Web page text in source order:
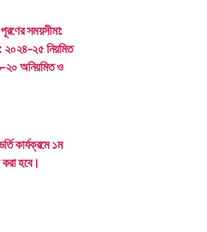
সময়সীমা:
২৫ নিয়মিত
অনিয়মিত ও
কার্যক্রমে ১ম
হবে।